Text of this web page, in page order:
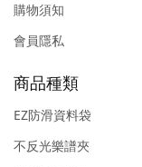
購物須知
會員隱私
商品種類
EZ防滑資料袋
不反光樂譜夾